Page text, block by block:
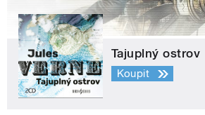
Tajuplný ostrov
Koupit